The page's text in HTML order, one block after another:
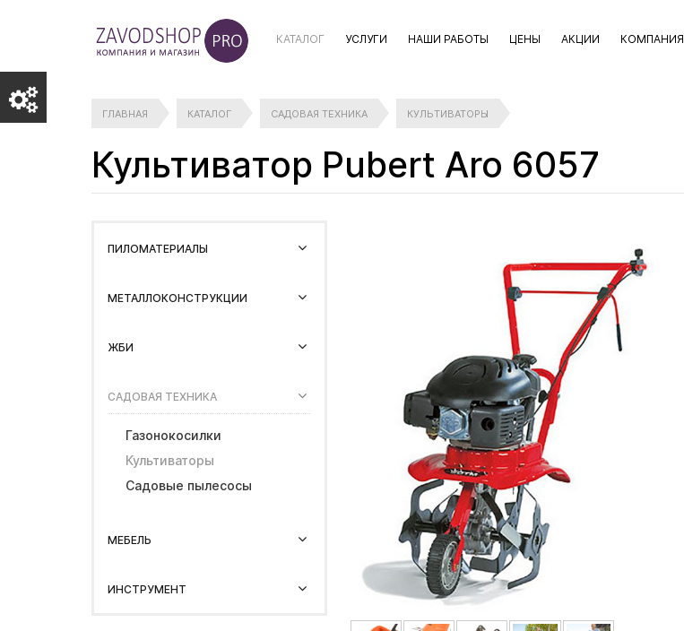
КАТАЛОГ УСЛУГИ НАШИ РАБОТЫ ЦЕНЫ АКЦИИ КОМПАНИЯ
ГЛАВНАЯ КАТАЛОГ САДОВАЯ ТЕХНИКА КУЛЬТИВАТОРЫ
Культиватор Pubert Aro 6057
ПИЛОМАТЕРИАЛЫ
МЕТАЛЛОКОНСТРУКЦИИ
ЖБИ
САДОВАЯ ТЕХНИКА
Газонокосилки
Культиваторы
Садовые пылесосы
МЕБЕЛЬ
ИНСТРУМЕНТ